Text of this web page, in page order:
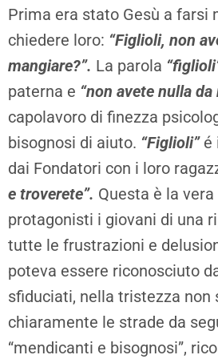
Prima era stato Gesù a farsi
chiedere loro: “Figlioli, non
mangiare?”. La parola
paterna e “non avete nulla
capolavoro di finezza
bisognosi di aiuto. “Figlioli”é
dai Fondatori con i loro
e troverete”. Questa è la
protagonisti i giovani di una
tutte le frustrazioni e
poteva essere riconosciuto
sfiduciati, nella tristezza non
chiaramente le strade da
“mendicanti e bisognosi”,